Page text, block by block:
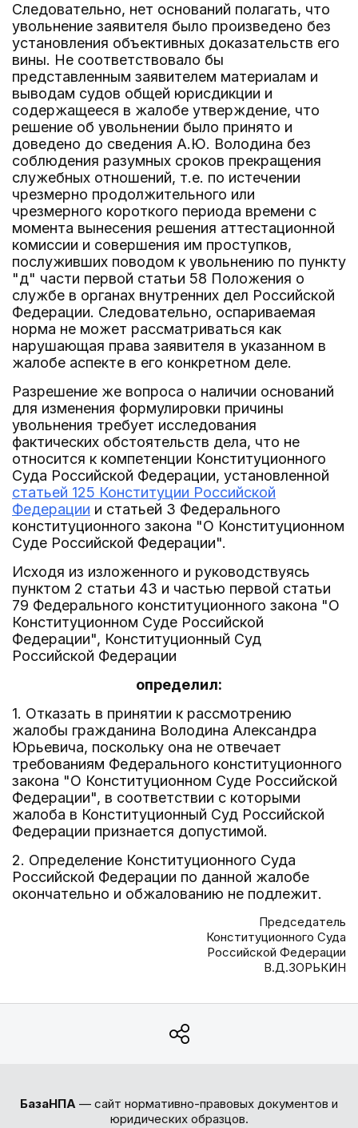
Следовательно, нет оснований полагать, что
увольнение заявителя было произведено без
установления объективных доказательств его
вины. Не соответствовало бы
представленным заявителем материалам и
выводам судов общей юрисдикции и
содержащееся в жалобе утверждение, что
решение об увольнении было принято и
доведено до сведения А.Ю. Володина без
соблюдения разумных сроков прекращения
служебных отношений, т.е. по истечении
чрезмерно продолжительного или
чрезмерного короткого периода времени с
момента вынесения решения аттестационной
комиссии и совершения им проступков,
послуживших поводом к увольнению по пункту
"д" части первой статьи 58 Положения о
службе в органах внутренних дел Российской
Федерации. Следовательно, оспариваемая
норма не может рассматриваться как
нарушающая права заявителя в указанном в
жалобе аспекте в его конкретном деле.
Разрешение же вопроса о наличии оснований
для изменения формулировки причины
увольнения требует исследования
фактических обстоятельств дела, что не
относится к компетенции Конституционного
Суда Российской Федерации, установленной
статьей 125 Конституции Российской
Федерации и статьей 3 Федерального
конституционного закона "О Конституционном
Суде Российской Федерации".
Исходя из изложенного и руководствуясь
пунктом 2 статьи 43 и частью первой статьи
79 Федерального конституционного закона "О
Конституционном Суде Российской
Федерации", Конституционный Суд
Российской Федерации
определил:
1. Отказать в принятии к рассмотрению
жалобы гражданина Володина Александра
Юрьевича, поскольку она не отвечает
требованиям Федерального конституционного
закона "О Конституционном Суде Российской
Федерации", в соответствии с которыми
жалоба в Конституционный Суд Российской
Федерации признается допустимой.
2. Определение Конституционного Суда
Российской Федерации по данной жалобе
окончательно и обжалованию не подлежит.
Председатель
Конституционного Суда
Российской Федерации
В.Д.ЗОРЬКИН
БазаНПА — сайт нормативно-правовых документов и
юридических образцов.